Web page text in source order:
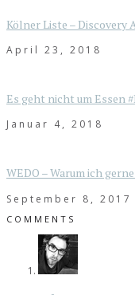
Kölner Liste – Discovery
April 23, 2018
Es geht nicht um Essen
Januar 4, 2018
WEDO – Warum ich
September 8, 2017
COMMENTS